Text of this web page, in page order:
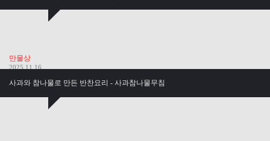
만물상
2025.11.16
사과와 참나물로 만든 반찬요리 - 사과참나물무침